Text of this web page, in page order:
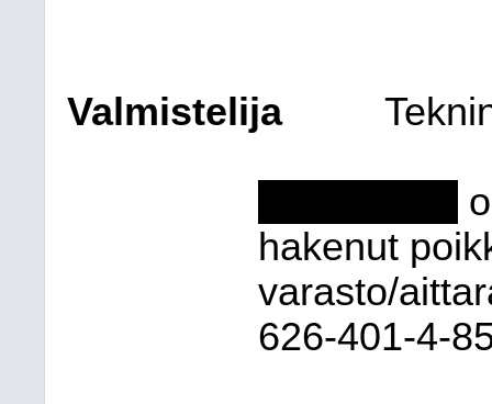
Valmistelija
hakenut poik
varasto/
626-401-4-